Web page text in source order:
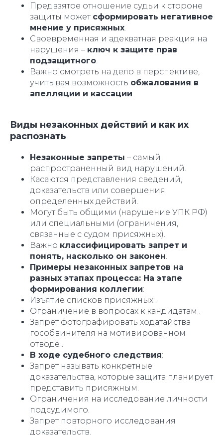
Предвзятое отношение судьи к стороне
защиты может сформировать негативное
мнение у присяжных
Своевременная и адекватная реакция на
нарушения – ключ к защите прав
подзащитного
Важно смотреть на дело в перспективе,
учитывая возможность обжалования в
апелляции и кассации
Виды незаконных действий и как их
распознать
Незаконные запреты – самый
распространенный вид нарушений.
Касаются представления сведений,
доказательств или совершения
определенных действий.
Могут быть общими (нарушение УПК РФ)
или специальными (ограничения,
связанные с судом присяжных).
Важно классифицировать запрет и
понять, насколько он законен
Примеры незаконных запретов на
разных этапах процесса: На этапе
формирования коллегии:
Изъятие списков присяжных .
Ограничение в вопросах к кандидатам .
Запрет фотографировать ходатайства
гособвинителя на мотивированном
отводе .
В ходе судебного следствия:
Запрет называть конкретные
доказательства, которые защита планирует
представить присяжным.
Ограничения на исследование личности
подсудимого.
Запрет повторного исследования
доказательств.